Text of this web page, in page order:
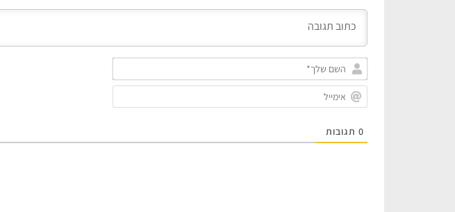
שלך*
0 תגובות